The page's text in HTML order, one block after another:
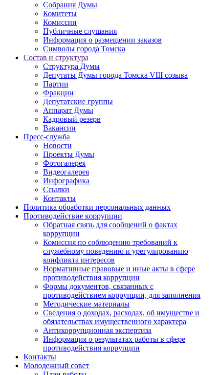
Собрания Думы
Комитеты
Комиссии
Публичные слушания
Информация о размещении заказов
Символы города Томска
Состав и структура
Структура Думы
Депутаты Думы города Томска VIII созыва
Партии
Фракции
Депутатские группы
Аппарат Думы
Кадровый резерв
Вакансии
Пресс-служба
Новости
Проекты Думы
Фотогалерея
Видеогалерея
Инфографика
Ссылки
Контакты
Политика обработки персональных данных
Прoтивoдeйствие кoрpупции
Обратная связь для сообщений о фактах
коррупции
Комиссия по соблюдению требований к
служебному поведению и урегулированию
конфликта интересов
Нормативные правовые и иные акты в сфере
противодействия коррупции
Формы документов, связанных с
противодействием коррупции, для заполнения
Методические материалы
Сведения о доходах, расходах, об имуществе и
обязательствах имущественного характера
Антикоррупционная экспертиза
Информация о результатах работы в сфере
противодействия коррупции
Контакты
Молодежный совет